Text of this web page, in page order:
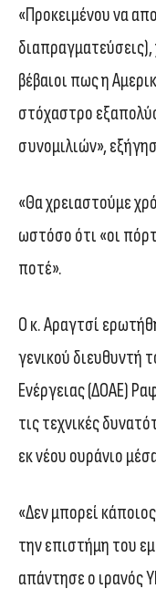
«Προκειμένου να
βέβαιοι πως η
στόχαστρο
συνομιλιών»,
«Θα χρειαστούμε
ωστόσο ότι «οι
ποτέ».
Ο κ. Αραγτσί
γενικού διευθυντή
Ενέργειας (ΔΟΑΕ)
τις τεχνικές
εκ νέου ουράνιο
«Δεν μπορεί
την επιστήμη του
απάντησε ο ιρανός